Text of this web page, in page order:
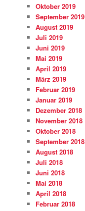
Oktober 2019
September 2019
August 2019
Juli 2019
Juni 2019
Mai 2019
April 2019
März 2019
Februar 2019
Januar 2019
Dezember 2018
November 2018
Oktober 2018
September 2018
August 2018
Juli 2018
Juni 2018
Mai 2018
April 2018
Februar 2018